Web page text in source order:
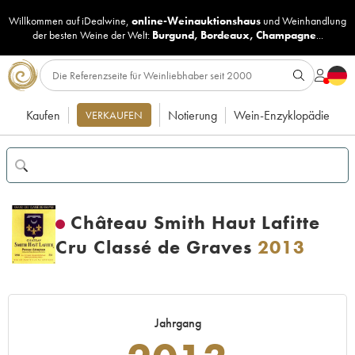
Willkommen auf iDealwine, online-Weinauktionshaus undWeinhandlung
der besten Weine der Welt: Burgund, Bordeaux, Champagne...
Kaufen VERKAUFEN Notierung Wein-Enzyklopädie
Château Smith Haut Lafitte
Cru Classé de Graves 2013
Jahrgang